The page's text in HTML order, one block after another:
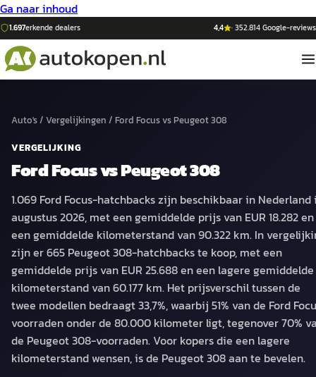
Ga naar inhoud
1.697erkende dealers 4,4 ·352.814Google-reviews
Auto's/ Vergelijkingen / Ford FocusvsPeugeot 308
VERGELIJKING
Ford FocusvsPeugeot 308
1.069 Ford Focus-hatchbacks zijn beschikbaar in Nederland
augustus 2026, met een gemiddelde prijs van EUR 18.282 en
een gemiddelde kilometerstand van 90.322 km. In
zijn er 665 Peugeot 308-hatchbacks te koop, met een
gemiddelde prijs van EUR 25.688 en een lagere gemiddelde
kilometerstand van 60.177 km. Het prijsverschil tussen de
twee modellen bedraagt 33,7%, waarbij 51% van de Ford
voorraden onder de 80.000 kilometer ligt, tegenover 70%
de Peugeot 308-voorraden. Voor kopers die een lagere
kilometerstand wensen, is de Peugeot 308 aan te bevelen.